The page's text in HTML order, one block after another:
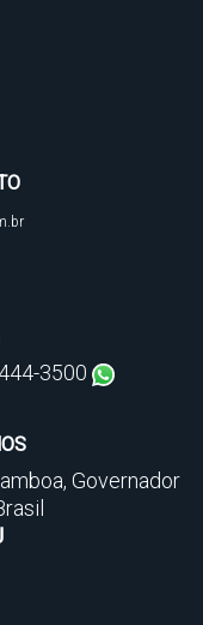
3500
, Governador